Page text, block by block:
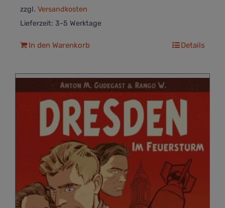
zzgl. Versandkosten
Lieferzeit: 3-5 Werktage
In den Warenkorb Details